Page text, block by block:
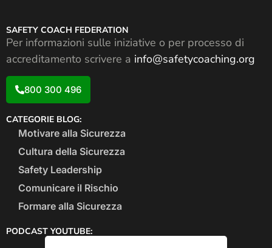
SAFETY COACH FEDERATION
Per informazioni sulle iniziative o per processo di
accreditamento scrivere a info@safetycoaching.org
800 300 496
CATEGORIE BLOG:
Motivare alla Sicurezza
Cultura della Sicurezza
Safety Leadership
Comunicare il Rischio
Formare alla Sicurezza
PODCAST YOUTUBE: